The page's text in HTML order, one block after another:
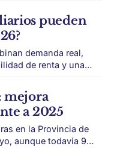
pueden
demanda real,
de renta y una
el precio por metro
el
mejora
a 2025
en la Provincia de
aunque todavía 9%